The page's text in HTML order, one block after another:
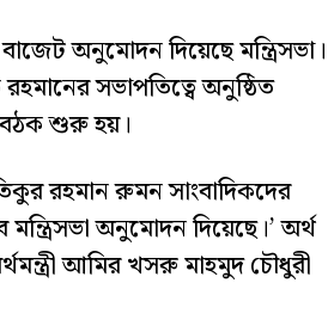
অনুমোদন দিয়েছে মন্ত্রিসভা।
সভাপতিত্বে অনুষ্ঠিত
শুরু হয়।
রহমান রুমন সাংবাদিকদের
মন্ত্রিসভা অনুমোদন দিয়েছে।’ অর্থ
আমির খসরু মাহমুদ চৌধুরী